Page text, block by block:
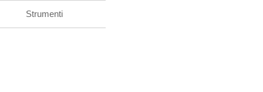
Strumenti